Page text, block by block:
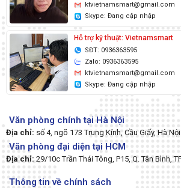
ktvietnamsmart@gmail.com
Skype: Đang cập nhập
Hỗ trợ kỹ thuật: Vietnamsmart
SĐT: 0936363595
Zalo: 0936363595
ktvietnamsmart@gmail.com
Skype: Đang cập nhập
Văn phòng chính tại Hà Nội
Địa chỉ: số 4, ngõ 173 Trung Kính, Cầu Giấy, Hà Nội.
Văn phòng đại diện tại HCM
Địa chỉ: 29/10c Trần Thái Tông, P15, Q. Tân Bình,
Thông tin về chính sách